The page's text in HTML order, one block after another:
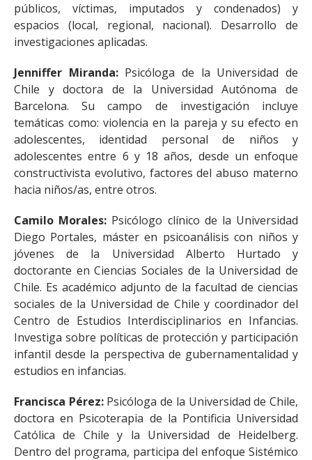
públicos, víctimas, imputados y condenados) y
espacios (local, regional, nacional). Desarrollo de
investigaciones aplicadas.
Jenniffer Miranda:Psicóloga de la Universidad de
Chile y doctora de la Universidad Autónoma de
Barcelona. Su campo de investigación incluye
temáticas como: violencia en la pareja y su efecto en
adolescentes, identidad personal de niños y
adolescentes entre 6 y 18 años, desde un enfoque
constructivista evolutivo, factores del abuso materno
hacia niños/as, entre otros.
Camilo Morales: Psicólogo clínico de la Universidad
Diego Portales, máster en psicoanálisis con niños y
jóvenes de la Universidad Alberto Hurtado y
doctorante en Ciencias Sociales de la Universidad de
Chile. Es académico adjunto de la facultad de ciencias
sociales de la Universidad de Chile y coordinador del
Centro de Estudios Interdisciplinarios en Infancias.
Investiga sobre políticas de protección y participación
infantil desde la perspectiva de gubernamentalidad y
estudios en infancias.
Francisca Pérez: Psicóloga de la Universidad de Chile,
doctora en Psicoterapia de la Pontificia Universidad
Católica de Chile y la Universidad de Heidelberg.
Dentro del programa, participa del enfoque Sistémico